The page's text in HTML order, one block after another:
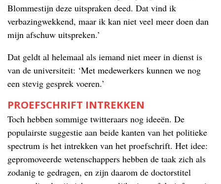
Blommestijn deze uitspraken deed. Dat vind ik
verbazingwekkend, maar ik kan niet veel meer doen dan
mijn afschuw uitspreken.’
Dat geldt al helemaal als iemand niet meer in dienst is
van de universiteit: ‘Met medewerkers kunnen we nog
een stevig gesprek voeren.’
PROEFSCHRIFT INTREKKEN
Toch hebben sommige twitteraars nog ideeën. De
populairste suggestie aan beide kanten van het politieke
spectrum is het intrekken van het proefschrift. Het idee:
gepromoveerde wetenschappers hebben de taak zich als
zodanig te gedragen, en zijn daarom de doctorstitel